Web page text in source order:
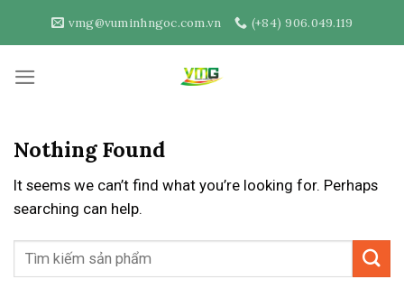
vmg@vuminhngoc.com.vn (+84) 906.049.119
Nothing Found
It seems we can’t find what you’re looking for. Perhaps
searching can help.